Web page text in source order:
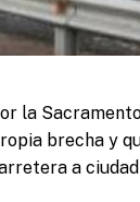
la
brecha y
a ciudad